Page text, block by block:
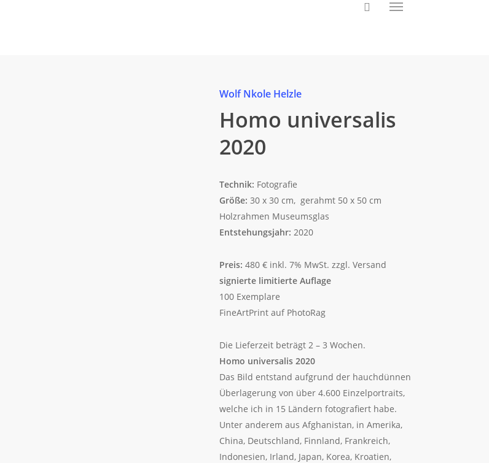
Wolf Nkole Helzle
Homo universalis
2020
Technik: Fotografie
Größe:30 x 30 cm, gerahmt 50 x 50 cm
Holzrahmen Museumsglas
Entstehungsjahr: 2020
Preis:480 € inkl. 7% MwSt. zzgl. Versand
signierte limitierte Auflage
100 Exemplare
FineArtPrint auf PhotoRag
Die Lieferzeit beträgt 2 – 3 Wochen.
Homo universalis 2020
Das Bild entstand aufgrund der hauchdünnen
Überlagerung von über 4.600 Einzelportraits,
welche ich in 15 Ländern fotografiert habe.
Unter anderem aus Afghanistan, in Amerika,
China, Deutschland, Finnland, Frankreich,
Indonesien, Irland, Japan, Korea, Kroatien,